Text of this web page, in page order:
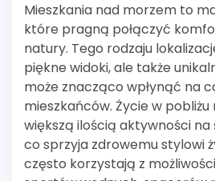
Mieszkania nad morzem to
które pragną połączyć
natury. Tego rodzaju
piękne widoki, ale także
może znacząco wpłynąć na
mieszkańców. Życie w pobliżu
większą ilością aktywności na
co sprzyja zdrowemu stylowi
często korzystają z